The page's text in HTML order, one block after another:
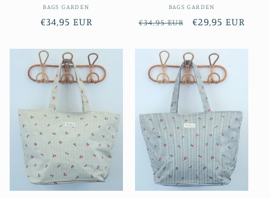
Proveedor:
BAGS GARDEN
Precio
€34,95 EUR
Proveedor:
BAGS GARDEN
Precio
€34,95 EUR
Precio
oferta
€29,95 EUR